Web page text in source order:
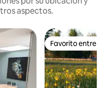
aspectos.
Favorito entre
Favorito entre